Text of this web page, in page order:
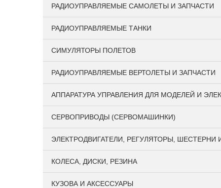
РАДИОУПРАВЛЯЕМЫЕ САМОЛЕТЫ И ЗАПЧАСТИ
РАДИОУПРАВЛЯЕМЫЕ ТАНКИ
СИМУЛЯТОРЫ ПОЛЕТОВ
РАДИОУПРАВЛЯЕМЫЕ ВЕРТОЛЕТЫ И ЗАПЧАСТИ
АППАРАТУРА УПРАВЛЕНИЯ ДЛЯ МОДЕЛЕЙ И
СЕРВОПРИВОДЫ (СЕРВОМАШИНКИ)
ЭЛЕКТРОДВИГАТЕЛИ, РЕГУЛЯТОРЫ, ШЕСТЕРНИ
КОЛЕСА, ДИСКИ, РЕЗИНА
КУЗОВА И АКСЕССУАРЫ